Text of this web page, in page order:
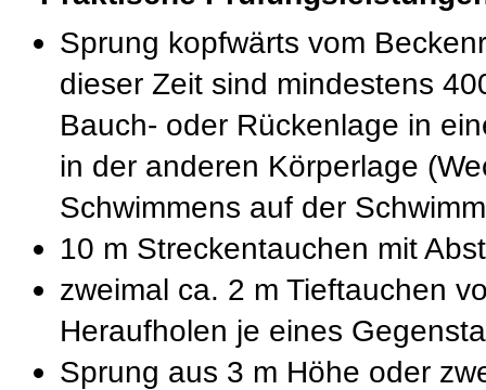
Sprung kopfwärts vom
dieser Zeit sind mindestens
Bauch- oder Rückenlage in
in der anderen Körperlage
Schwimmens auf der
10 m Streckentauchen mit
zweimal ca. 2 m Tieftauchen
Heraufholen je eines
Sprung aus 3 m Höhe oder